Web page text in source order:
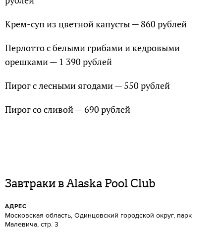
Крем-суп из цветной капусты — 860 рублей
Перлотто с белыми грибами и кедровыми
орешками — 1 390 рублей
Пирог с лесными ягодами — 550 рублей
Пирог со сливой — 690 рублей
Завтраки в Alaska Pool Club
АДРЕС
Московская область, Одинцовский городской округ, парк
Малевича, стр. 3